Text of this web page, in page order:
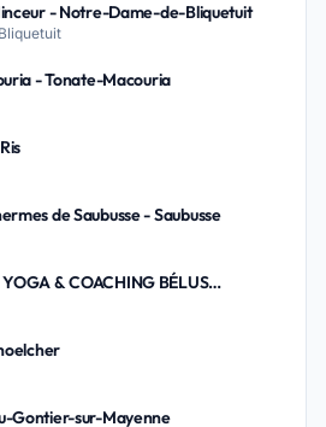
- Notre-Dame-de-Bliquetuit
- Tonate-Macouria
de Saubusse - Saubusse
& COACHING BÉLUS
Gontier-sur-Mayenne